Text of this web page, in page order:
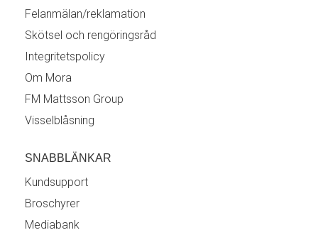
Felanmälan/reklamation
Skötsel och rengöringsråd
Integritetspolicy
Om Mora
FM Mattsson Group
Visselblåsning
SNABBLÄNKAR
Kundsupport
Broschyrer
Mediabank